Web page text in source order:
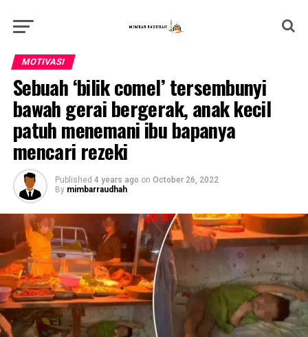
MOTIVASI
Sebuah ‘bilik comel’ tersembunyi
bawah gerai bergerak, anak kecil
patuh menemani ibu bapanya
mencari rezeki
Published 4 years ago on October 26, 2022
By mimbarraudhah